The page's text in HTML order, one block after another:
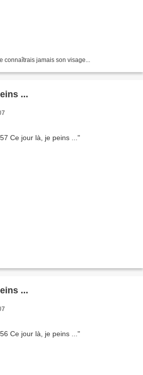
connaîtrais jamais son visage...
...
...